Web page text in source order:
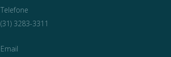
Telefone
(31) 3283-3311
Email